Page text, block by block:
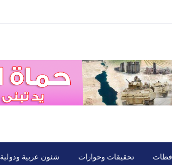
تحقيقات وحوارات شئون عربية ودولية